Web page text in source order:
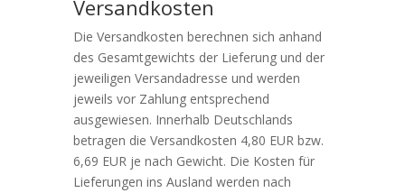
Versandkosten
Die Versandkosten berechnen sich anhand
des Gesamtgewichts der Lieferung und der
jeweiligen Versandadresse und werden
jeweils vor Zahlung entsprechend
ausgewiesen. Innerhalb Deutschlands
betragen die Versandkosten 4,80 EUR bzw.
6,69 EUR je nach Gewicht. Die Kosten für
Lieferungen ins Ausland werden nach